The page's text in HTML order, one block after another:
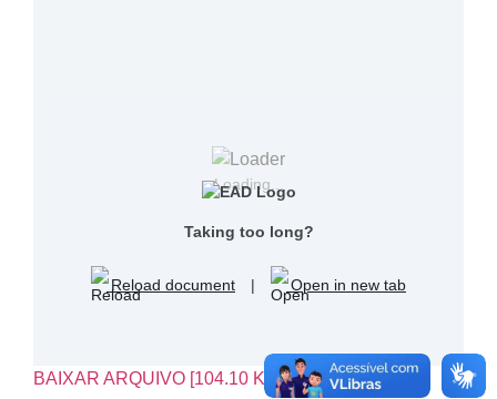
Loading...
Taking too long?
Reload document | Open in new tab
BAIXAR ARQUIVO [104.10 KB]